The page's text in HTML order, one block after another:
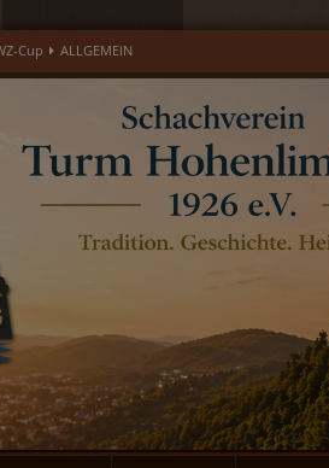
Cup ALLGEMEIN
Open
2026 – Gedenkturnier für Ulrich Eisenburger